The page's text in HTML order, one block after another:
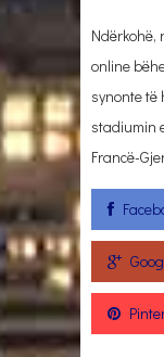
Ndërkohë,
online
synonte të
stadiumin
Francë-